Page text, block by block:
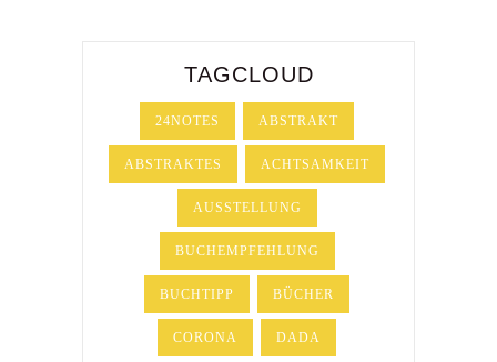
TAGCLOUD
24NOTES ABSTRAKT
ABSTRAKTES ACHTSAMKEIT
AUSSTELLUNG
BUCHEMPFEHLUNG
BUCHTIPP BÜCHER
CORONA DADA